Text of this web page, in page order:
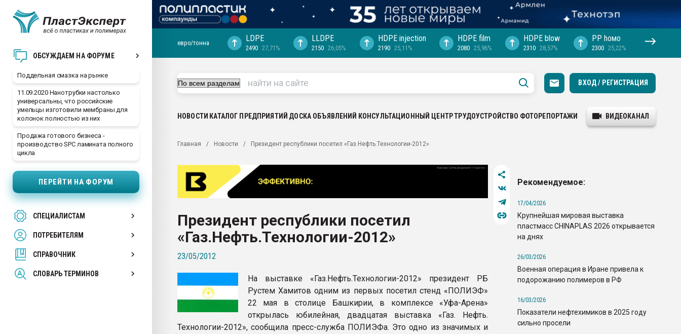
ОБСУЖДАЕМ НА ФОРУМЕ
Поддельная смазка на рынке
11.09.2020 Нанотрубки настолько
универсальны, что российские
умельцы изготовили мембраны для
колонок полностью из них
Продажа готового бизнеса -
производство SPC ламината полного
цикла
ПЕРЕЙТИ НА ФОРУМ
СПЕЦИАЛИСТАМ
ПОТРЕБИТЕЛЯМ
СПРАВОЧНИК
СЛОВАРЬ ТЕРМИНОВ
ближайшее подмосковье, с.-в.
Подмосковье, Москва
первый план в переработке
28.07.2026 "Технониколь" довольна
ситуацией на строительном рынке
Всё, что касается выдува ПЭТ
Материал поверхности пуансона для
Продам отходы Композиция
поликарбоната и АБС-пластика
Armaloy PC/ABS-1IM черный цвет
евро/тонна LDPE
2490 27,71%
LLDPE
2150 26,05%
HDPE injection
2190 25,11%
HDPE film
2080 25,96%
HDPE blow
2310 28,57%
PP hомо
2300 25,22%
ВХОД / РЕГИСТРАЦИЯ
НОВОСТИ КАТАЛОГ ПРЕДПРИЯТИЙ ДОСКА ОБЪЯВЛЕНИЙ КОНСУЛЬТАЦИОННЫЙ ЦЕНТРТРУДОУСТРОЙСТВО ФОТОРЕПОРТАЖИ ВИДЕОКАНАЛ
Главная Новости Президент республики посетил «Газ.Нефть.Технологии-2012»
Президент республики посетил
«Газ.Нефть.Технологии-2012»
23/05/2012
На выставке «Газ.Нефть.Технологии-2012» президент РБ
Рустем Хамитов одним из первых посетил стенд «ПОЛИЭФ»
22 мая в столице Башкирии, в комплексе «Уфа-Арена»
открылась юбилейная, двадцатая выставка «Газ. Нефть.
Технологии-2012», сообщила пресс-служба ПОЛИЭФа. Это одно из значимых и
Рекомендуемое:
17/04/2026
Крупнейшая мировая выставка
пластмасс CHINAPLAS 2026 открывается
на днях
26/03/2026
Военная операция в Иране привела к
подорожанию полимеров в РФ
16/03/2026
Показатели нефтехимиков в 2025 году
сильно просели